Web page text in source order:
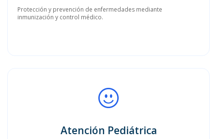
Protección y prevención de enfermedades mediante
inmunización y control médico.
Atención Pediátrica